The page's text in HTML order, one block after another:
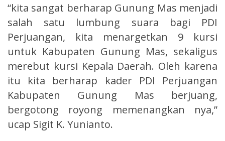
“kita sangat berharap Gunung Mas menjadi
salah satu lumbung suara bagi PDI
Perjuangan, kita menargetkan 9 kursi
untuk Kabupaten Gunung Mas, sekaligus
merebut kursi Kepala Daerah. Oleh karena
itu kita berharap kader PDI Perjuangan
Kabupaten Gunung Mas berjuang,
bergotong royong memenangkan nya,”
ucap Sigit K. Yunianto.